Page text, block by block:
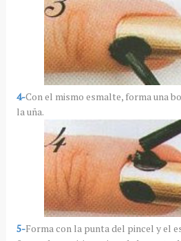
4-Con el mismo esmalte, forma una
la uña.
5-Forma con la punta del pincel y el